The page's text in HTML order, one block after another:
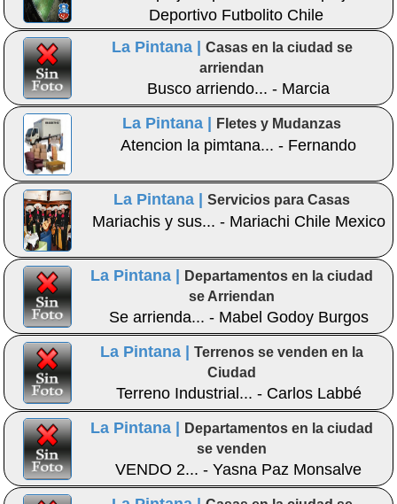
Deportivo Futbolito Chile
La Pintana |
Casas en la ciudad se
arriendan
Busco arriendo... - Marcia
La Pintana |
Fletes y Mudanzas
Atencion la pimtana... - Fernando
La Pintana |Servicios para Casas
Mariachis y sus... - Mariachi Chile Mexico
La Pintana |
Departamentos en la ciudad
se Arriendan
Se arrienda... - Mabel Godoy Burgos
La Pintana |Terrenos se venden en la
Ciudad
Terreno Industrial... - Carlos Labbé
La Pintana |
Departamentos en la ciudad
se venden
VENDO 2... - Yasna Paz Monsalve